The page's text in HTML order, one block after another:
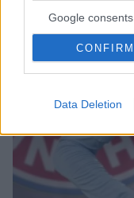
Google consents
CONFIRM
Data Deletion